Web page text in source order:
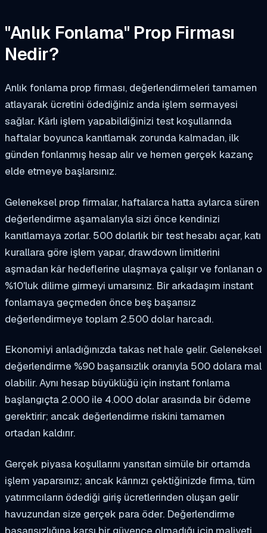
"Anlık Fonlama" Prop Firması
Nedir?
Anlık fonlama prop firması, değerlendirmeleri tamamen
atlayarak ücretini ödediğiniz anda işlem sermayesi
sağlar. Kârlı işlem yapabildiğinizi test koşullarında
haftalar boyunca kanıtlamak zorunda kalmadan, ilk
günden fonlanmış hesap alır ve hemen gerçek kazanç
elde etmeye başlarsınız.
Geleneksel prop firmalar, haftalarca hatta aylarca süren
değerlendirme aşamalarıyla sizi önce kendinizi
kanıtlamaya zorlar. 500 dolarlık bir test hesabı açar, katı
kurallara göre işlem yapar, drawdown limitlerini
aşmadan kâr hedeflerine ulaşmaya çalışır ve fonlanan o
%10'luk dilime girmeyi umarsınız. Bir arkadaşım instant
fonlamaya geçmeden önce beş başarısız
değerlendirmeye toplam 2.500 dolar harcadı.
Ekonomiyi anladığınızda takas net hale gelir. Geleneksel
değerlendirme %90 başarısızlık oranıyla 500 dolara mal
olabilir. Aynı hesap büyüklüğü için instant fonlama
başlangıçta 2.000 ile 4.000 dolar arasında bir ödeme
gerektirir; ancak değerlendirme riskini tamamen
ortadan kaldırır.
Gerçek piyasa koşullarını yansıtan simüle bir ortamda
işlem yaparsınız; ancak kârınızı çektiğinizde firma, tüm
yatırımcıların ödediği giriş ücretlerinden oluşan gelir
havuzundan size gerçek para öder. Değerlendirme